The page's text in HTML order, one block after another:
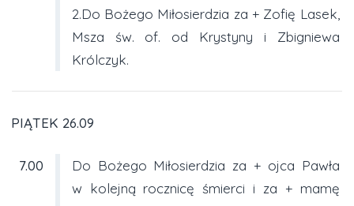
2.Do Bożego Miłosierdzia za + Zofię Lasek,
Msza św. of. od Krystyny i Zbigniewa
Królczyk.
PIĄTEK 26.09
7.00
Do Bożego Miłosierdzia za + ojca Pawła
w kolejną rocznicę śmierci i za + mamę